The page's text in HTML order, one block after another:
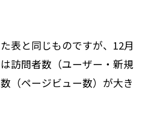
表と同じものですが、12月
訪問者数（ユーザー・新規
（ページビュー数）が大き